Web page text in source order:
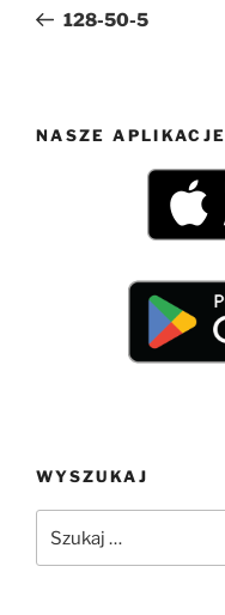
wpis128-50-5
NASZE APLIKACJE
WYSZUKAJ